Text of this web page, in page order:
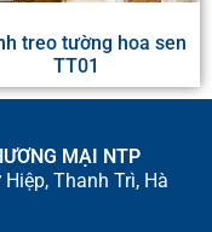
treo tường hoa sen
TT01
MẠI NTP
Thanh Trì, Hà